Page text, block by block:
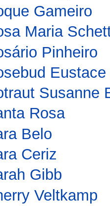
Gameiro
Maria
Pinheiro
Eustace
Susanne
Rosa
Belo
Ceriz
Gibb
Veltkamp